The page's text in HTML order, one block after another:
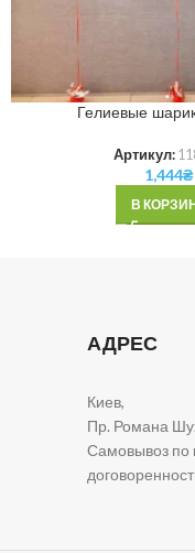
Гелиевые
Артикул:
1,444₴
В
АДРЕС
Киев,
Пр. Романа
Самовывоз по